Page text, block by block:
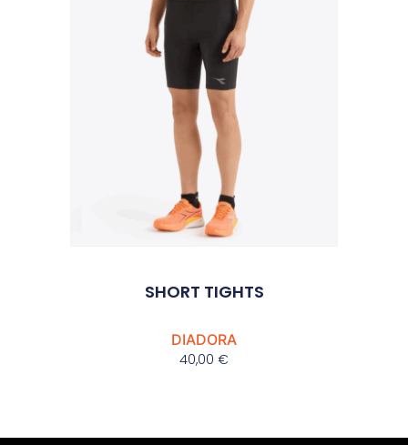
SHORT TIGHTS
DIADORA
40,00 €